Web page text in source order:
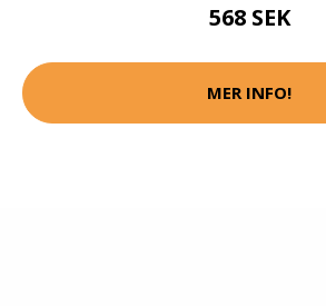
568 SEK
MER INFO!